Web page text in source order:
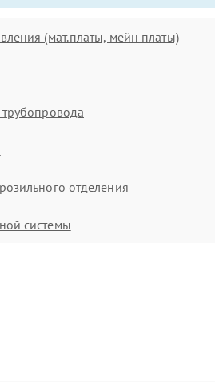
(мат.платы, мейн платы)
отделения
системы